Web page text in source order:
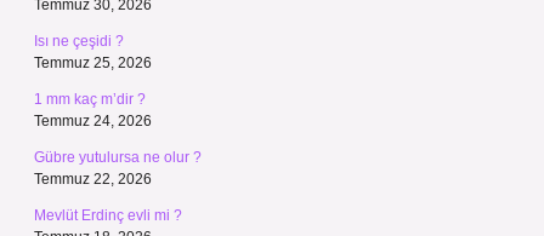
Temmuz 30, 2026
Isı ne çeşidi ?
Temmuz 25, 2026
1 mm kaç m’dir ?
Temmuz 24, 2026
Gübre yutulursa ne olur ?
Temmuz 22, 2026
Mevlüt Erdinç evli mi ?